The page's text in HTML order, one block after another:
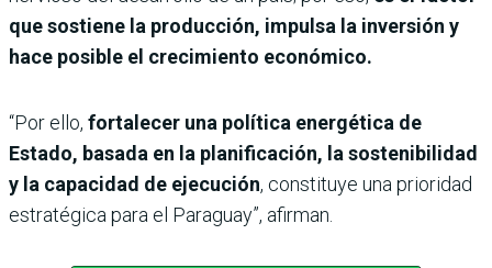
que sostiene la producción, impulsa la inversión y
hace posible el crecimiento económico.
“Por ello, fortalecer una política energética de
Estado, basada en la planificación, la sostenibilidad
y la capacidad de ejecución, constituye una prioridad
estratégica para el Paraguay”, afirman.